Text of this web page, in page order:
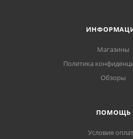
Магазины
Политика
Обзоры
ПОМОЩЬ
Условия